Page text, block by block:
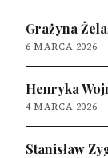
Grażyna
6 MARCA 2026
Henryka
4 MARCA 2026
Stanisław